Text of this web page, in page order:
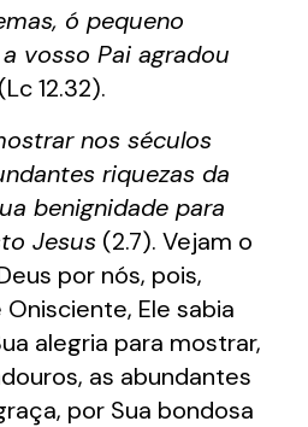
ó pequeno
vosso Pai agradou
(Lc 12.32).
nos séculos
riquezas da
benignidade para
Jesus(2.7). Vejam o
por nós, pois,
Ele sabia
alegria para mostrar,
as abundantes
por Sua bondosa